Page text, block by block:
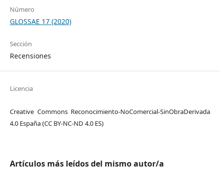
Número
GLOSSAE 17 (2020)
Sección
Recensiones
Licencia
Creative Commons Reconocimiento-NoComercial-SinObraDerivada
4.0 España (CC BY-NC-ND 4.0 ES)
Artículos más leídos del mismo autor/a